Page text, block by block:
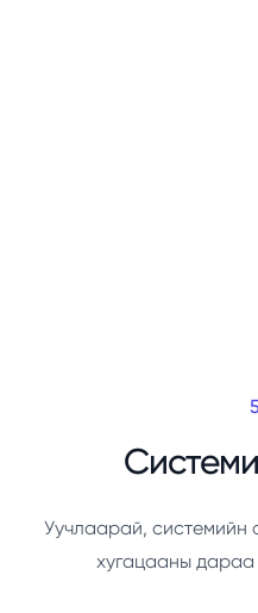
Уучлаарай, системийн
хугацааны